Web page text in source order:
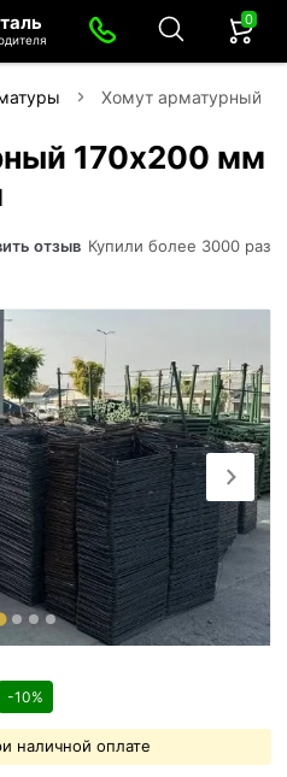
0
Хомут арматурный
170х200 мм
отзыв Купили более 3000 раз
-10%
наличной оплате